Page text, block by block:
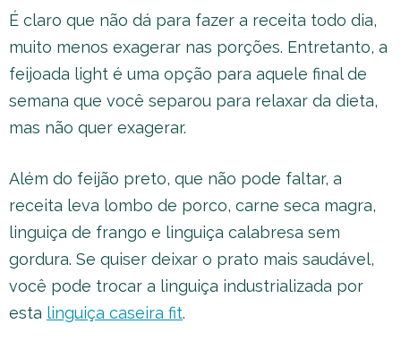
É claro que não dá para fazer a receita todo dia,
muito menos exagerar nas porções. Entretanto, a
feijoada light é uma opção para aquele final de
semana que você separou para relaxar da dieta,
mas não quer exagerar.
Além do feijão preto, que não pode faltar, a
receita leva lombo de porco, carne seca magra,
linguiça de frango e linguiça calabresa sem
gordura. Se quiser deixar o prato mais saudável,
você pode trocar a linguiça industrializada por
esta linguiça caseira fit.